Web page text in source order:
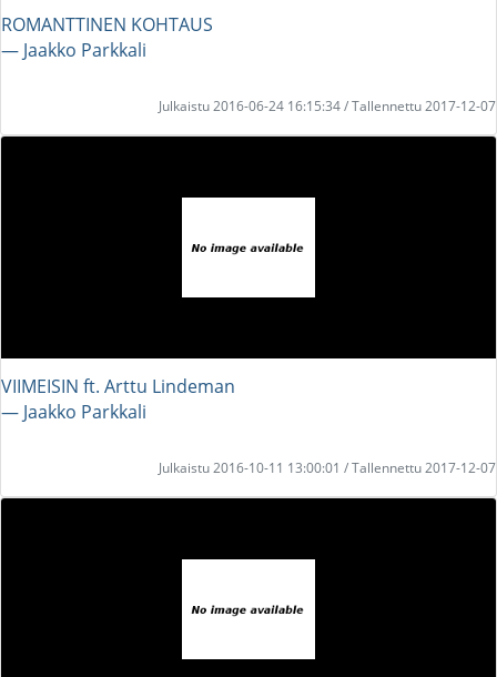
ROMANTTINEN KOHTAUS
― Jaakko Parkkali
Julkaistu 2016-06-24 16:15:34 / Tallennettu 2017-12-07
VIIMEISIN ft. Arttu Lindeman
― Jaakko Parkkali
Julkaistu 2016-10-11 13:00:01 / Tallennettu 2017-12-07